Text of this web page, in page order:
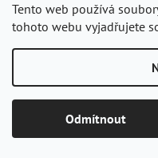
Tento web používá
tohoto webu vyjadřujete
Odmítnout